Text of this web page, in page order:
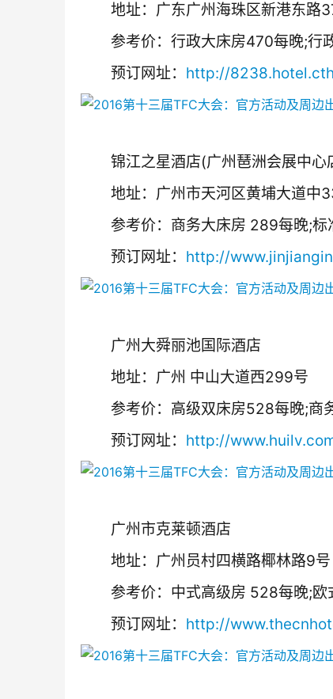
地址：广东广州海珠区新港东路
参考价：行政大床房470每晚;行政
预订网址： http://
锦江之星酒店(广州琶洲会展中心
地址：广州市天河区黄埔大道中
参考价：商务大床房 289每晚;标
预订网址： http://
广州大舜丽池国际酒店
地址：广州 中山大道西299号
参考价：高级双床房528每晚;商
预订网址： http://
广州市克莱顿酒店
地址：广州员村四横路椰林路9号
参考价：中式高级房 528每晚;欧
预订网址： http://